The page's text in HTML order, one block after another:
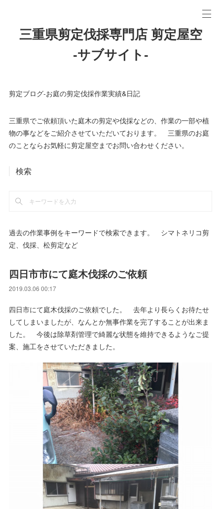
三重県剪定伐採専門店 剪定屋空
-サブサイト-
剪定ブログ-お庭の剪定伐採作業実績&日記
三重県でご依頼頂いた庭木の剪定や伐採などの、作業の一部や植
物の事などをご紹介させていただいております。 三重県のお庭
のことならお気軽に剪定屋空までお問い合わせください。
検索
過去の作業事例をキーワードで検索できます。 シマトネリコ剪
定、伐採、松剪定など
四日市市にて庭木伐採のご依頼
2019.03.06 00:17
四日市にて庭木伐採のご依頼でした。 去年より長らくお待たせ
してしまいましたが、なんとか無事作業を完了することが出来ま
した。 今後は除草剤管理で綺麗な状態を維持できるようなご提
案、施工をさせていただきました。